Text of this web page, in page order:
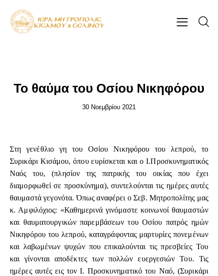
Το θαύμα του Οσίου Νικηφόρου
30 Νοεμβρίου 2021
Στη γενέθλιο γη του Οσίου Νικηφόρου του λεπρού, το
Συρικάρι Κισάμου, όπου ευρίσκεται και ο Ι.Προσκυνηματικός
Ναός του, (πλησίον της πατρικής του οικίας που έχει
διαμορφωθεί σε προσκύνημα), συντελούνται τις ημέρες αυτές
θαυμαστά γεγονότα. Όπως αναφέρει ο Σεβ. Μητροπολίτης μας
κ. Αμφιλόχιος: «Καθημερινά γινόμαστε κοινωνοί θαυμαστών
και θαυματουργικών παρεμβάσεων του Οσίου πατρός ημών
Νικηφόρου του λεπρού, καταγράφοντας μαρτυρίες πονεμένων
και λαβωμένων ψυχών που επικαλούνται τις πρεσβείες Του
και γίνονται αποδέκτες των πολλών ευεργεσιών Του. Τις
ημέρες αυτές εις τον Ι. Προσκυνηματικό του Ναό, (Συρικάρι